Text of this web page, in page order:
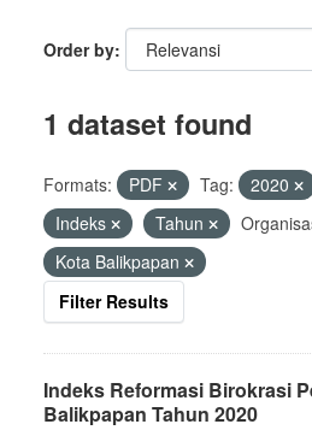
Order by
1 dataset found
Formats: PDF Tag: 2020
Indeks
Tahun
Kota Balikpapan
Filter Results
Indeks Reformasi Birokrasi
Balikpapan Tahun 2020